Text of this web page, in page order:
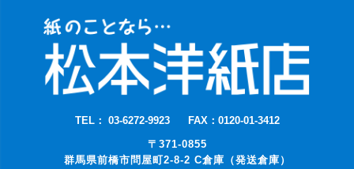
TEL： 03-6272-9923
FAX：0120-01-3412
〒371-0855
群馬県前橋市問屋町2-8-2 C倉庫（発送倉庫）